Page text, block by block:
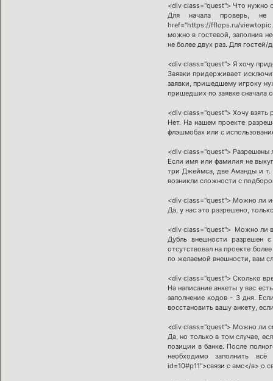
<div class="quest"> Что нужно
Для начала проверь,
href="https://fflops.ru/
можно в гостевой, заполнив
не более двух раз. Для
<div class="quest"> Я хочу
Заявки придерживает
заявки, пришедшему игроку
пришедших по заявке сначала
<div class="quest"> Хочу
Нет. На нашем проекте
флэшмобах или с
<div class="quest"> Разрешены
Если имя или фамилия не
три Джеймса, две Аманды и т.
возникли сложности с
<div class="quest"> Можно ли
Да, у нас это разрешено,
<div class="quest"> Можно ли
Дубль внешности разрешен
отсутствовал на проекте
по желаемой внешности, вам
<div class="quest"> Сколько
На написание анкеты у вас
заполнение кодов - 3 дня.
восстановить вашу анкету,
<div class="quest"> Можно ли
Да, но только в том случае,
позиции в банке. После
необходимо заполнить
id=10#p11">связи с амс</a> о